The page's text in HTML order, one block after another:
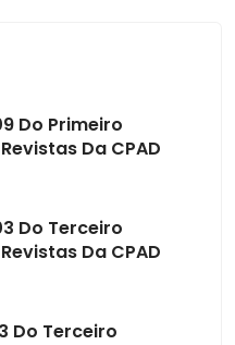
Do Primeiro
Da CPAD
Do Terceiro
Da CPAD
Do Terceiro